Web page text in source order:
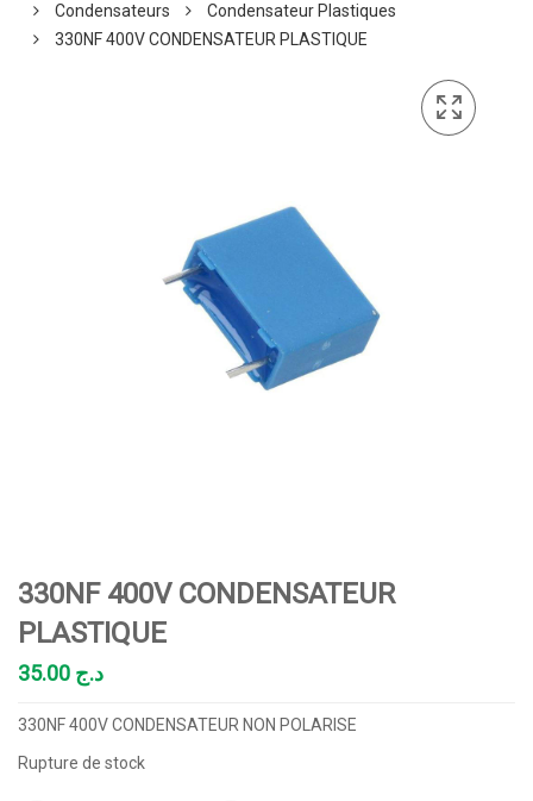
Condensateurs
Condensateur Plastiques
330NF 400V CONDENSATEUR PLASTIQUE
330NF 400V CONDENSATEUR
PLASTIQUE
د.ج
330NF 400V CONDENSATEUR NON POLARISE
Rupture de stock